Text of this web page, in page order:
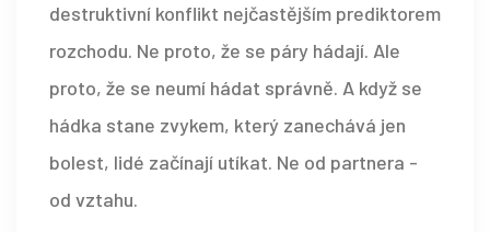
destruktivní konflikt nejčastějším prediktorem
rozchodu. Ne proto, že se páry hádají. Ale
proto, že se neumí hádat správně. A když se
hádka stane zvykem, který zanechává jen
bolest, lidé začínají utíkat. Ne od partnera -
od vztahu.